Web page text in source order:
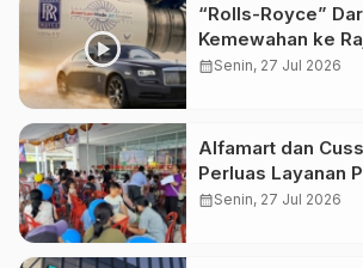
“Rolls-Royce”
Kemewahan ke
Pesawat
calendar_monthSenin, 27 Jul 2026
Alfamart dan
Perluas Layanan
2.800 Ibu dan
calendar_monthSenin, 27 Jul 2026